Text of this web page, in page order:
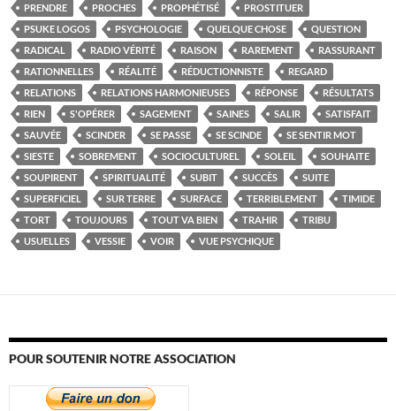
PRENDRE
PROCHES PROPHÉTISÉ
PROSTITUER
PSUKE LOGOS
PSYCHOLOGIE QUELQUE CHOSE
QUESTION
RADICAL
RADIO VÉRITÉ RAISON RAREMENT
RASSURANT
RATIONNELLES
RÉALITÉ RÉDUCTIONNISTE
REGARD
RELATIONS
RELATIONS HARMONIEUSES RÉPONSE
RÉSULTATS
RIEN
S'OPÉRER SAGEMENT SAINES SALIR
SATISFAIT
SAUVÉE
SCINDER SE PASSE SE SCINDE
SE SENTIR MOT
SIESTE
SOBREMENT SOCIOCULTUREL SOLEIL
SOUHAITE
SOUPIRENT
SPIRITUALITÉ SUBIT SUCCÈS
SUITE
SUPERFICIEL
SUR TERRE SURFACE TERRIBLEMENT
TIMIDE
TORT
TOUJOURS TOUT VA BIEN TRAHIR
TRIBU
USUELLES
VESSIE VOIR VUE PSYCHIQUE
POUR SOUTENIR NOTRE ASSOCIATION